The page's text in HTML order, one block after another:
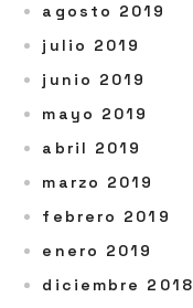
agosto 2019
julio 2019
junio 2019
mayo 2019
abril 2019
marzo 2019
febrero 2019
enero 2019
diciembre 2018